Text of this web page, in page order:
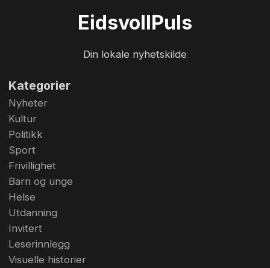
EidsvollPuls
Din lokale nyhetskilde
Kategorier
Nyheter
Kultur
Politikk
Sport
Frivillighet
Barn og unge
Helse
Utdanning
Invitert
Leserinnlegg
Visuelle historier